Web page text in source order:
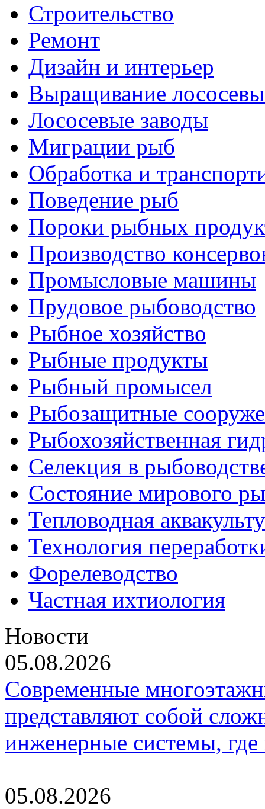
Строительство
Ремонт
Дизайн и интерьер
Выращивание
Лососевые заводы
Миграции рыб
Обработка и
Поведение рыб
Пороки рыбных
Производство
Промысловые машины
Прудовое рыбоводство
Рыбное хозяйство
Рыбные продукты
Рыбный промысел
Рыбозащитные
Рыбохозяйственная
Селекция в
Состояние мирового
Тепловодная
Технология
Форелеводство
Частная ихтиология
Новости
05.08.2026
Современные
представляют собой
инженерные системы,
05.08.2026